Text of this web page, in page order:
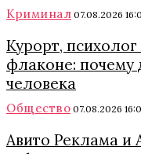
Криминал 07.08.2026
Курорт,
флаконе: почему
человека
Общество 07.08.2026
Авито Реклама и